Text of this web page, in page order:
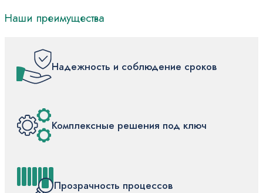
Наши преимущества
Надежность и соблюдение сроков
Комплексные решения под ключ
Прозрачность процессов